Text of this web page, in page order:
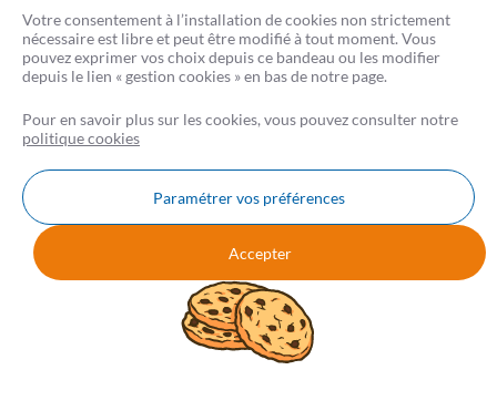
crédit sans agir en qualité de prêteur.
La liste complète des partenaires est disponible sur csf.fr.
Conformément à la loi, aucun versement de quelque nature que ce soit, ne peut être
L’emprunteur d’un crédit immobilier dispose d’un délai de réflexion de 10 jours. La
rembourser les sommes perçues.
Nous contacter FAQ
Données personnelles
Votre consentement à l’installation de cookies non strictement
nécessaire est libre et peut être modifié à tout moment. Vous
pouvez exprimer vos choix depuis ce bandeau ou les modifier
depuis le lien « gestion cookies » en bas de notre page.
Pour en savoir plus sur les cookies, vous pouvez consulter notre
politique cookies
Paramétrer vos préférences
Accepter